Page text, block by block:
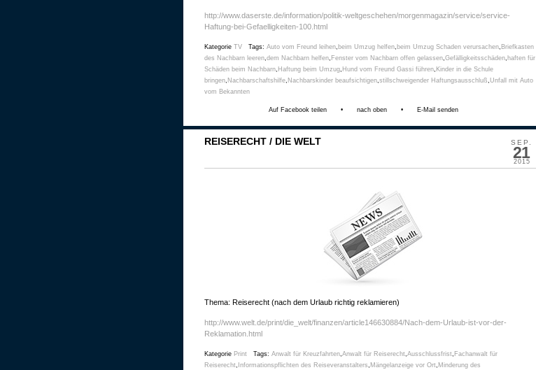
http://www.daserste.de/information/politik-weltgeschehen/morgenmagazin/service/service-
Haftung-bei-Gefaelligkeiten-100.html
Kategorie TV Tags: Auto vom Freund leihen beim Umzug helfen beim Umzug Schaden verursachen Briefkasten
des Nachbarn leeren dem Nachbarn helfen Fenster vom Nachbarn offen gelassen Gefälligkeitsschäden haften für
Schäden beim Nachbarn Haftung beim Umzug Hund vom Freund Gassi führen Kinder in die Schule
bringen Nachbarschaftshilfe Nachbarskinder beaufsichtigen stillschweigender Haftungsausschluß Unfall mit Auto
vom Bekannten
Auf Facebook teilen • nach oben • E-Mail senden
SEP.
21
2015
REISERECHT / DIE WELT
Thema: Reiserecht (nach dem Urlaub richtig reklamieren)
http://www.welt.de/print/die_welt/finanzen/article146630884/Nach-dem-Urlaub-ist-vor-der-
Reklamation.html
Kategorie Print Tags: Anwalt für Kreuzfahrten,Anwalt für Reiserecht,Ausschlussfrist, Fachanwalt für
Reiserecht, Informationspflichten des Reiseveranstalters, Mängelanzeige vor Ort, Minderung des